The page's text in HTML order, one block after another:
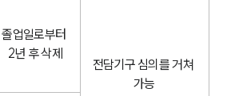
졸업일로부터
2년 후 삭제
전담기구 심의를 거쳐
가능